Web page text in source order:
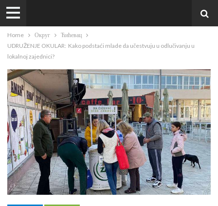
Home Округ
Ћићевац
UDRUŽENJE OKULAR: Kako podstaći mlade da učestvuju u odlučivanju u
lokalnoj zajednici?